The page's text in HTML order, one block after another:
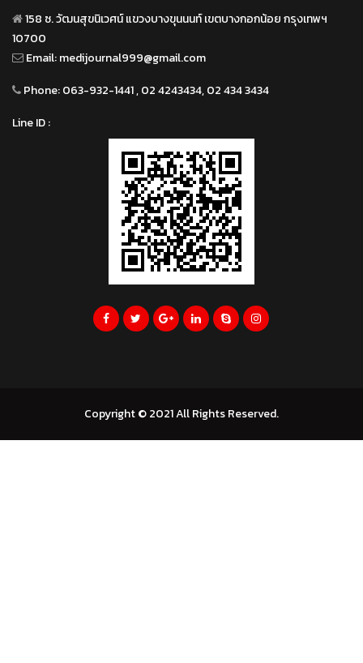
158 ซ. วัฒนสุขนิเวศน์ แขวงบางขุนนนท์ เขตบางกอกน้อย กรุงเทพฯ
10700
Email:medijournal999@gmail.com
Phone:063-932-1441 , 02 4243434, 02 434 3434
Line ID :
Copyright © 2021 All Rights Reserved.